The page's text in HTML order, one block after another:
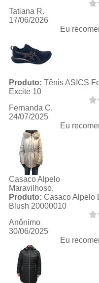
Tatiana R.
17/06/2026
Eu
Produto: Tênis ASICS
Excite 10
Fernanda C.
24/07/2025
Eu
Casaco Alpelo
Maravilhoso.
Produto: Casaco Alpelo
Blush 20000010
Anônimo
30/06/2025
Eu